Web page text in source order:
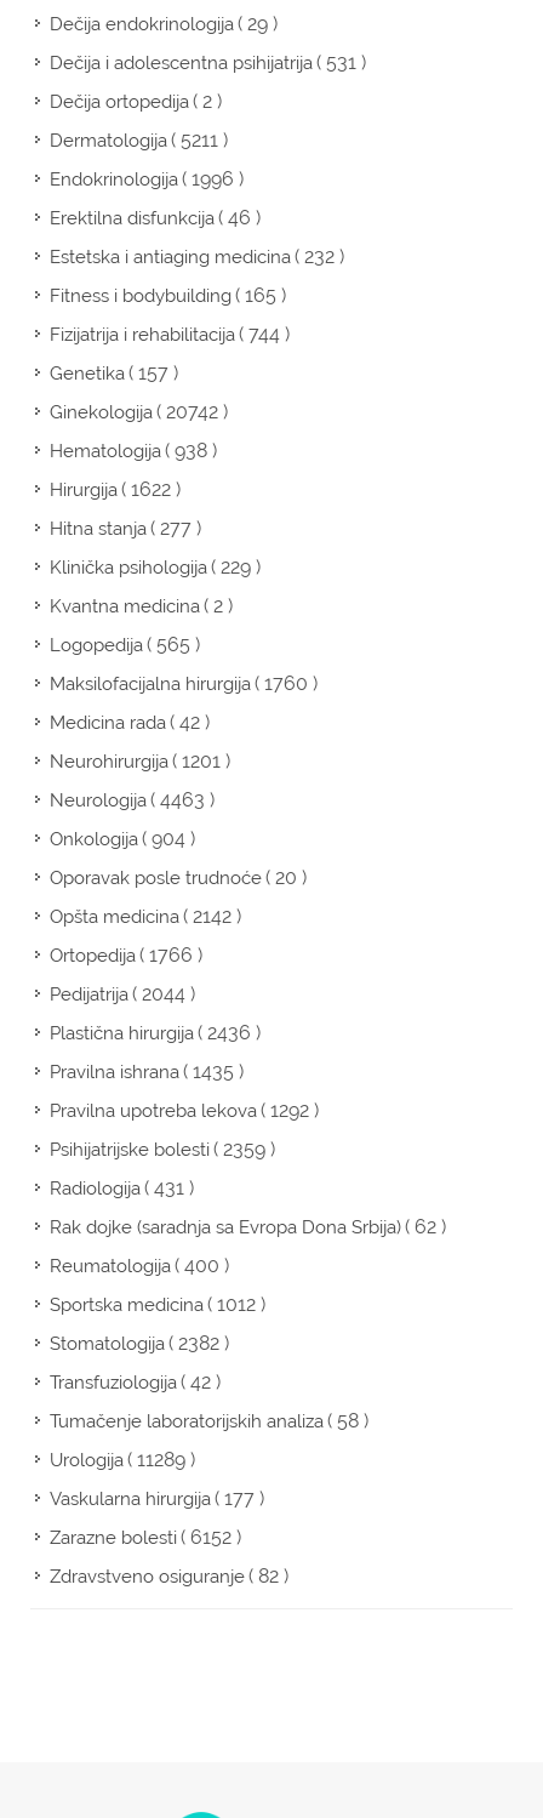
Dečija endokrinologija( 29 )
Dečija i adolescentna psihijatrija( 531 )
Dečija ortopedija( 2 )
Dermatologija( 5211 )
Endokrinologija( 1996 )
Erektilna disfunkcija( 46 )
Estetska i antiaging medicina( 232 )
Fitness i bodybuilding( 165 )
Fizijatrija i rehabilitacija( 744 )
Genetika( 157 )
Ginekologija( 20742 )
Hematologija( 938 )
Hirurgija( 1622 )
Hitna stanja( 277 )
Klinička psihologija( 229 )
Kvantna medicina( 2 )
Logopedija( 565 )
Maksilofacijalna hirurgija( 1760 )
Medicina rada( 42 )
Neurohirurgija( 1201 )
Neurologija( 4463 )
Onkologija( 904 )
Oporavak posle trudnoće( 20 )
Opšta medicina( 2142 )
Ortopedija( 1766 )
Pedijatrija( 2044 )
Plastična hirurgija( 2436 )
Pravilna ishrana( 1435 )
Pravilna upotreba lekova( 1292 )
Psihijatrijske bolesti( 2359 )
Radiologija( 431 )
Rak dojke (saradnja sa Evropa Dona Srbija)( 62 )
Reumatologija( 400 )
Sportska medicina( 1012 )
Stomatologija( 2382 )
Transfuziologija( 42 )
Tumačenje laboratorijskih analiza( 58 )
Urologija( 11289 )
Vaskularna hirurgija( 177 )
Zarazne bolesti( 6152 )
Zdravstveno osiguranje( 82 )